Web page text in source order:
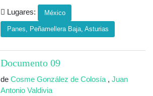
Lugares:
México
Panes, Peñamellera Baja, Asturias
Documento 09
deCosme González de Colosía ,Juan
Antonio Valdivia